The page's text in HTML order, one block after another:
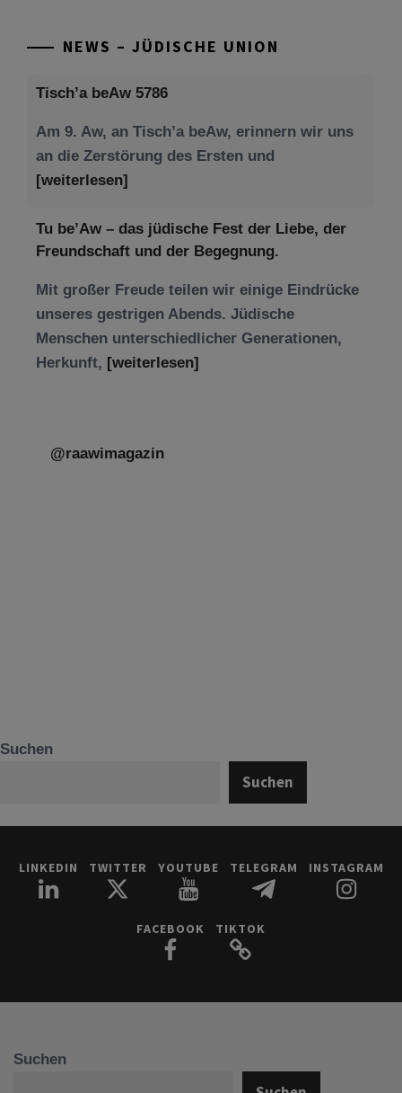
NEWS – JÜDISCHE UNION
Tisch’a beAw 5786
Am 9. Aw, an Tisch’a beAw, erinnern wir uns
an die Zerstörung des Ersten und
[weiterlesen]
Tu be’Aw – das jüdische Fest der Liebe, der
Freundschaft und der Begegnung.
Mit großer Freude teilen wir einige Eindrücke
unseres gestrigen Abends. Jüdische
Menschen unterschiedlicher Generationen,
Herkunft, [weiterlesen]
@raawimagazin
Suchen
Suchen
LINKEDIN TWITTER YOUTUBE TELEGRAM INSTAGRAM
FACEBOOK TIKTOK
Suchen